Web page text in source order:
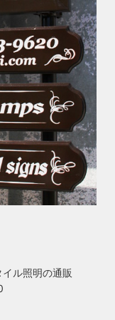
ル照明の通販